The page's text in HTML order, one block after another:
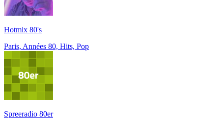
Hotmix 80's
Paris, Années 80, Hits, Pop
Spreeradio 80er